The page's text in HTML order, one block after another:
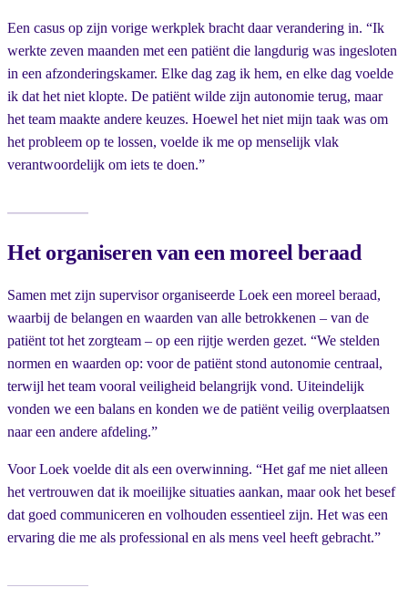
Een casus op zijn vorige werkplek bracht daar verandering in. “Ik
werkte zeven maanden met een patiënt die langdurig was ingesloten
in een afzonderingskamer. Elke dag zag ik hem, en elke dag voelde
ik dat het niet klopte. De patiënt wilde zijn autonomie terug, maar
het team maakte andere keuzes. Hoewel het niet mijn taak was om
het probleem op te lossen, voelde ik me op menselijk vlak
verantwoordelijk om iets te doen.”
Het organiseren van een moreel beraad
Samen met zijn supervisor organiseerde Loek een moreel beraad,
waarbij de belangen en waarden van alle betrokkenen – van de
patiënt tot het zorgteam – op een rijtje werden gezet. “We stelden
normen en waarden op: voor de patiënt stond autonomie centraal,
terwijl het team vooral veiligheid belangrijk vond. Uiteindelijk
vonden we een balans en konden we de patiënt veilig overplaatsen
naar een andere afdeling.”
Voor Loek voelde dit als een overwinning. “Het gaf me niet alleen
het vertrouwen dat ik moeilijke situaties aankan, maar ook het besef
dat goed communiceren en volhouden essentieel zijn. Het was een
ervaring die me als professional en als mens veel heeft gebracht.”